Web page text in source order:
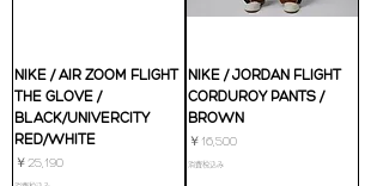
NIKE / AIR ZOOM FLIGHT
THE GLOVE /
BLACK/UNIVERCITY
RED/WHITE
価格
￥25,190
NIKE / JORDAN FLIGHT
CORDUROY PANTS /
BROWN
価格
￥16,500
消費税込み